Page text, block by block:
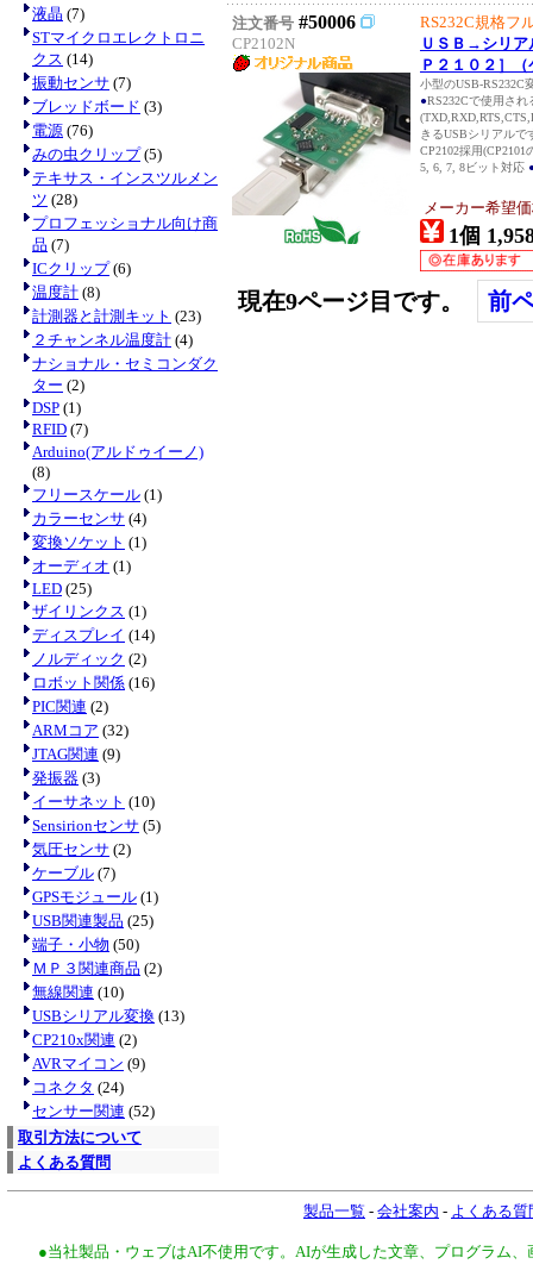
液晶 (7)
STマイクロエレクトロニ
クス (14)
振動センサ (7)
ブレッドボード (3)
電源 (76)
みの虫クリップ(5)
テキサス・インスツルメン
ツ (28)
プロフェッショナル向け商
品 (7)
ICクリップ(6)
温度計 (8)
計測器と計測キット (23)
２チャンネル温度計 (4)
ナショナル・セミコンダク
ター (2)
DSP (1)
RFID (7)
Arduino(アルドゥイーノ)
(8)
フリースケール (1)
カラーセンサ (4)
変換ソケット (1)
オーディオ (1)
LED (25)
ザイリンクス (1)
ディスプレイ (14)
ノルディック (2)
ロボット関係 (16)
PIC関連 (2)
ARMコア (32)
JTAG関連 (9)
発振器 (3)
イーサネット (10)
Sensirionセンサ (5)
気圧センサ (2)
ケーブル (7)
GPSモジュール (1)
USB関連製品 (25)
端子・小物 (50)
ＭＰ３関連商品 (2)
無線関連 (10)
USBシリアル変換 (13)
CP210x関連 (2)
AVRマイコン (9)
コネクタ (24)
センサー関連 (52)
取引方法について
よくある質問
注文番号 #50006
CP2102N
RS232C規格フ
ＵＳＢ→シリア
Ｐ２１０２］
小型のUSB-RS232C
●RS232Cで使用され
きるUSBシリアルで
CP2102採用
5, 6, 7, 8ビット対応
メーカー希望
1個
現在9ページ目です。 前
製品一覧 - 会社案内 - よくある質
●当社製品・ウェブはAI不使用です。AIが生成した文章、プログラム